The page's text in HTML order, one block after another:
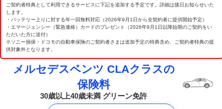
ご契約者特典として利用できるサービスに下記を追加する予定です。詳細は後日お知らせいた
します。
・バッテリー上りに対する年一回無料対応（2026年9月1日から全契約者に提供開始予定）
・エマージェンシー（緊急連絡）カードのプレゼント（2026年9月1日以降始期のご契約をい
ただいた方に送付）
※ソニー損保・ドコモの自動車保険のご契約者さまは追加予定の特典含め、ご契約者特典の提
供対象外となります。
メルセデスベンツ CLAクラスの
保険料
30歳以上40歳未満 グリーン免許